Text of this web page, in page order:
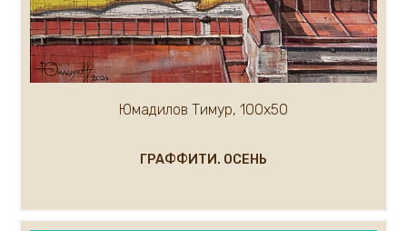
Мальков Кирилл
Малькова Ольга
Маслов Анатолий
Маргарян Артур
Мельникова Евгения
Миронов Геннадий
Михалев Николай
Юмадилов Тимур, 100х50
ГРАФФИТИ. ОСЕНЬ